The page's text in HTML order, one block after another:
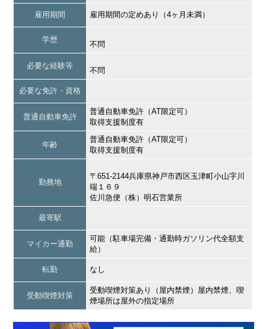
雇用期間 雇用期間の定めあり（4ヶ月未満）
学歴
不問
必要な経験等
不問
必要な免許・資格
普通自動車免許
普通自動車免許（AT限定可）
取得支援制度有
年齢
普通自動車免許（AT限定可）
取得支援制度有
勤務地
〒651-2144兵庫県神戸市西区玉津町小山字川
端１６９
佐川急便（株）明石営業所
最寄駅
マイカー通勤
可能（駐車場完備・通勤時ガソリン代全額支
給）
転勤 なし
受動喫煙対策
受動喫煙対策あり（屋内禁煙）屋内禁煙、喫
煙場所は屋外の指定場所